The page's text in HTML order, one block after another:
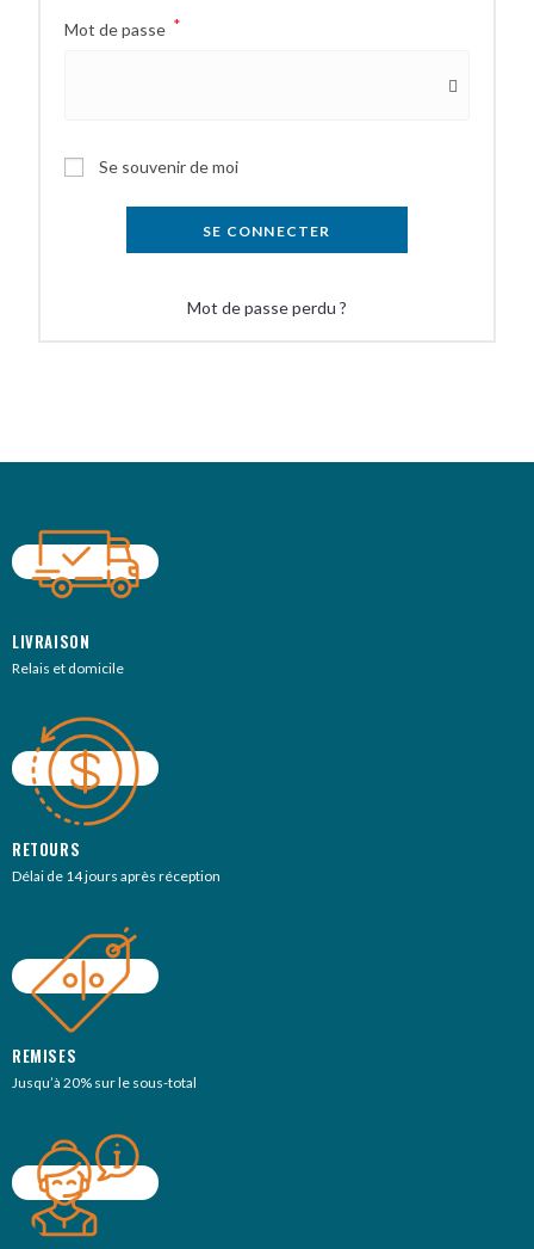
Mot de passe *
Se souvenir de moi
SE CONNECTER
Mot de passe perdu ?
LIVRAISON
Relais et domicile
RETOURS
Délai de 14 jours après réception
REMISES
Jusqu’à 20% sur le sous-total